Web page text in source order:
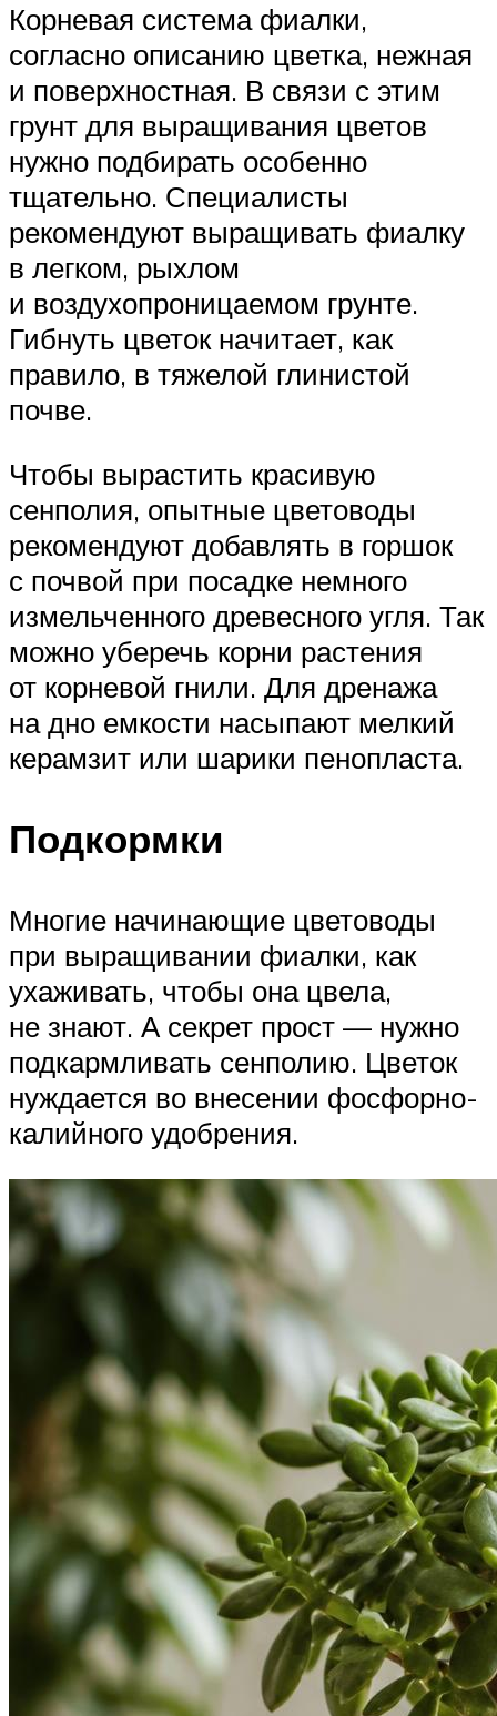
Корневая система фиалки,
согласно описанию цветка, нежная
и поверхностная. В связи с этим
грунт для выращивания цветов
нужно подбирать особенно
тщательно. Специалисты
рекомендуют выращивать фиалку
в легком, рыхлом
и воздухопроницаемом грунте.
Гибнуть цветок начитает, как
правило, в тяжелой глинистой
почве.
Чтобы вырастить красивую
сенполия, опытные цветоводы
рекомендуют добавлять в горшок
с почвой при посадке немного
измельченного древесного угля. Так
можно уберечь корни растения
от корневой гнили. Для дренажа
на дно емкости насыпают мелкий
керамзит или шарики пенопласта.
Подкормки
Многие начинающие цветоводы
при выращивании фиалки, как
ухаживать, чтобы она цвела,
не знают. А секрет прост — нужно
подкармливать сенполию. Цветок
нуждается во внесении фосфорно-
калийного удобрения.